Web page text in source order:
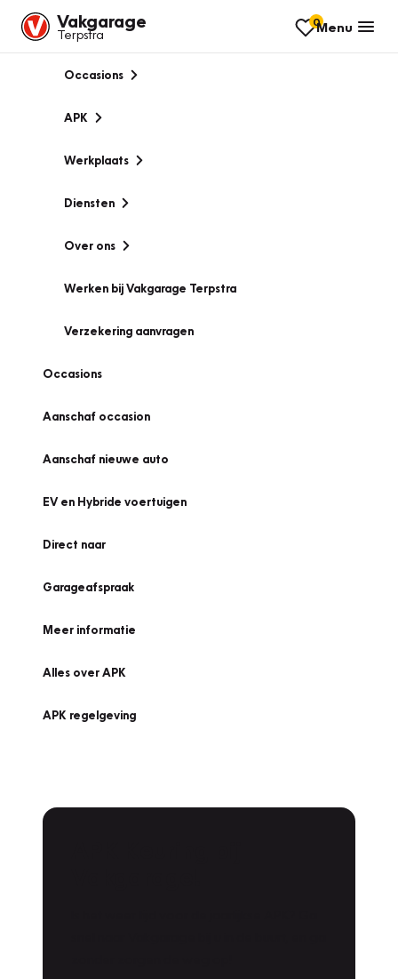
Vakgarage
Terpstra
0Menu
Occasions
APK
Werkplaats
Diensten
Over ons
Werken bij Vakgarage Terpstra
Verzekering aanvragen
Occasions
Aanschaf occasion
Aanschaf nieuwe auto
EV en Hybride voertuigen
Direct naar
Garageafspraak
Meer informatie
Alles over APK
APK regelgeving